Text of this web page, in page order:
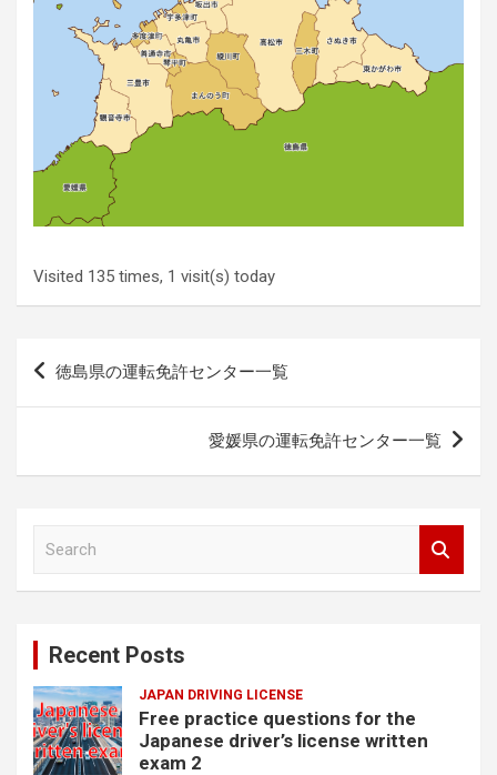
Visited 135 times, 1 visit(s) today
Post
navigation
徳島県の運転免許センター一覧
愛媛県の運転免許センター一覧
Recent Posts
JAPAN DRIVING LICENSE
Free practice questions for the
Japanese driver’s license written
exam 2